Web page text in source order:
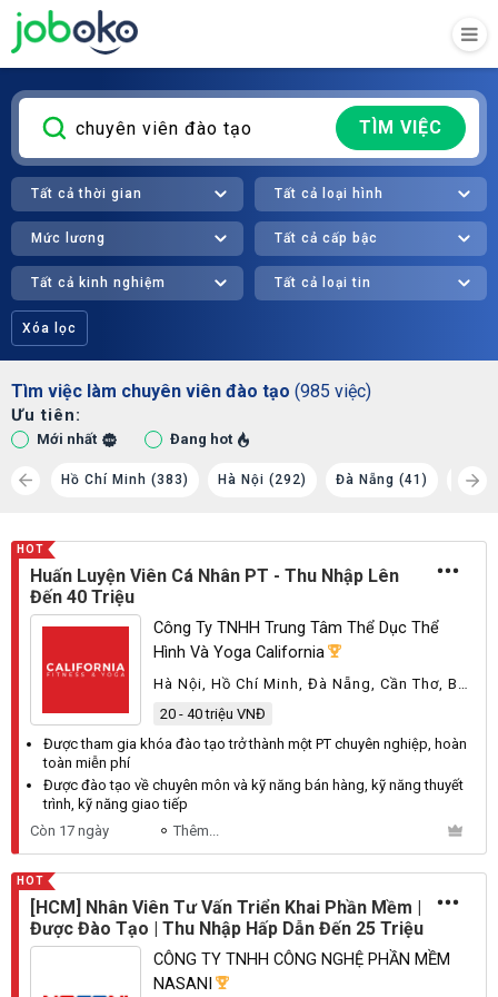
TÌM VIỆC
Tất cả thời gian Tất cả loại hình
Mức lương Tất cả cấp bậc
Tất cả kinh nghiệm Tất cả loại tin
Xóa lọc
Tìm việc làm chuyên viên đào tạo (985 việc)
Ưu tiên:
Mới nhất Đang hot
(38) Hồ Chí Minh (383) Hà Nội (292) Đà Nẵng (41) Phú
HOT
Huấn Luyện Viên Cá Nhân PT - Thu Nhập Lên
Đến 40 Triệu
Công Ty TNHH Trung Tâm Thể Dục Thể
Hình Và Yoga California
Hà Nội, Hồ Chí Minh, Đà Nẵng, Cần Thơ, Bà
20 - 40 triệu VNĐ
Được tham gia khóa đào tạo trở thành một PT chuyên nghiệp, hoàn
toàn miễn phí
Được đào tạo về chuyên môn và kỹ năng bán hàng, kỹ năng thuyết
trình, kỹ năng giao tiếp
Còn 17 ngày
Thêm...
HOT
[HCM] Nhân Viên Tư Vấn Triển Khai Phần Mềm |
Được Đào Tạo | Thu Nhập Hấp Dẫn Đến 25 Triệu
CÔNG TY TNHH CÔNG NGHỆ PHẦN MỀM
NASANI